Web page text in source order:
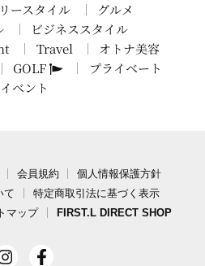
ースタイル
グルメ
ビジネススタイル
Travel
オトナ美容
GOLF
プライベート
イベント
会員規約
個人情報保護方針
て
特定商取引法に基づく表示
マップ FIRST.L DIRECT SHOP